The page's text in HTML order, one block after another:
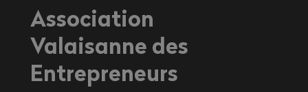
Association
Valaisanne des
Entrepreneurs